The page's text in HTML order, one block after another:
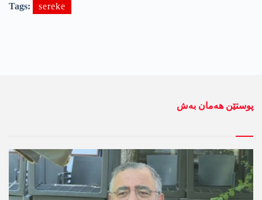
Tags: sereke
پوستێن ھەمان بەش